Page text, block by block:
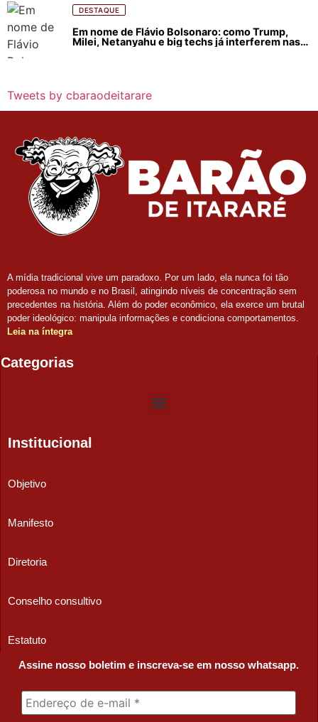
DESTAQUE
Em nome de Flávio Bolsonaro: como Trump,
Milei, Netanyahu e big techs já interferem nas
Tweets by cbaraodeitarare
A mídia tradicional vive um paradoxo. Por um lado, ela nunca foi tão
poderosa no mundo e no Brasil, atingindo níveis de concentração sem
precedentes na história. Além do poder econômico, ela exerce um brutal
poder ideológico: manipula informações e condiciona comportamentos.
Leia na íntegra
Categorias
Institucional
Objetivo
Manifesto
Diretoria
Conselho consultivo
Estatuto
Assine nosso boletim e inscreva-se em nosso whatsapp.